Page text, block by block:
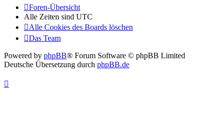
Foren-Übersicht
Alle Zeiten sind UTC
Alle Cookies des Boards löschen
Das Team
Powered by phpBB® Forum Software © phpBB Limited
Deutsche Übersetzung durch phpBB.de